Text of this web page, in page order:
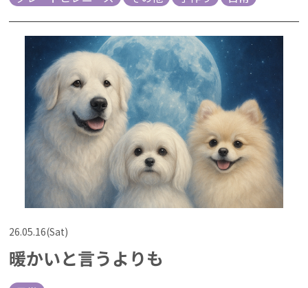
26.05.16(Sat)
暖かいと言うよりも